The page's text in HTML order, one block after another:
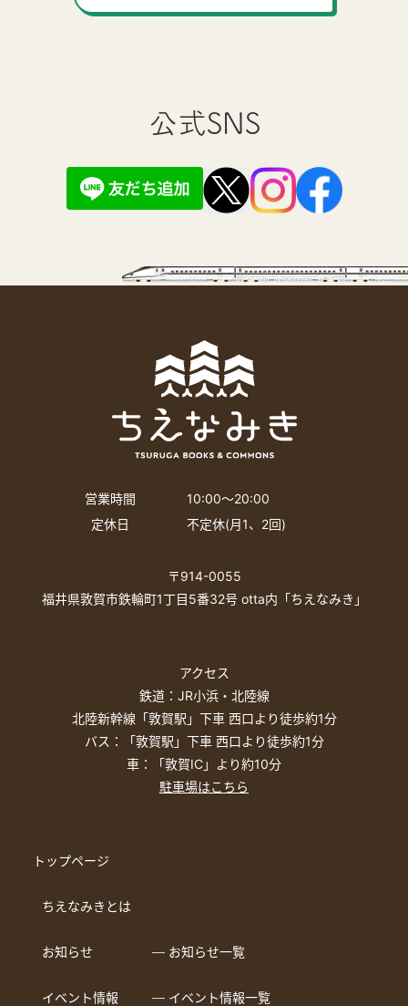
公式SNS
営業時間
10:00〜20:00
定休日
不定休(月1、2回)
〒914-0055
福井県敦賀市鉄輪町1丁目5番32号 otta内「ちえなみき」
アクセス
鉄道：JR小浜・北陸線
北陸新幹線「敦賀駅」下車 西口より徒歩約1分
バス：「敦賀駅」下車 西口より徒歩約1分
車：「敦賀IC」より約10分
駐車場はこちら
トップページ
ちえなみきとは
お知らせ ― お知らせ一覧
イベント情報 ― イベント情報一覧